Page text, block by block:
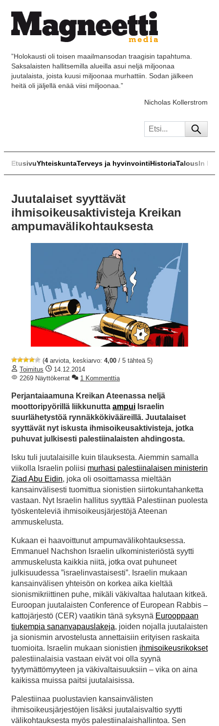
”Holokausti oli toisen maailmansodan traagisin tapahtuma.
Saksalaisten hallitsemilla alueilla asui neljä miljoonaa
juutalaista, joista kuusi miljoonaa murhattiin. Sodan jälkeen
heitä oli jäljellä enää viisi miljoonaa.”
Nicholas Kollerstrom
EtusivuYhteiskuntaTerveys ja hyvinvointiHistoriaTalousIn
Juutalaiset syyttävät
ihmisoikeusaktivisteja Kreikan
ampumavälikohtauksesta
(4arviota, keskiarvo: 4,00 / 5 tähteä 5)
Toimitus
14.12.2014
2269 Näyttökerrat
1 Kommenttia
Perjantaiaamuna Kreikan Ateenassa neljä
moottoripyörillä liikkunutta ampui Israelin
suurlähetystöä rynnäkkökivääreillä. Juutalaiset
syyttävät nyt iskusta ihmisoikeusaktivisteja, jotka
puhuvat julkisesti palestiinalaisten ahdingosta.
Isku tuli juutalaisille kuin tilauksesta. Aiemmin samalla
viikolla Israelin poliisi murhasi palestiinalaisen ministerin
Ziad Abu Eidin, joka oli osoittamassa mieltään
kansainvälisesti tuomittua sionistien siirtokuntahanketta
vastaan. Nyt Israelin hallitus syyttää Palestiinan puolesta
työskenteleviä ihmisoikeusjärjestöjä Ateenan
ammuskelusta.
Kukaan ei haavoittunut ampumavälikohtauksessa.
Emmanuel Nachshon Israelin ulkoministeriöstä syytti
ammuskelusta kaikkia niitä, jotka ovat puhuneet
julkisuudessa ”israelinvastaisesti”. Israelin mukaan
kansainvälisen yhteisön on korkea aika kieltää
sionismikriittinen puhe, mikäli väkivaltaa halutaan kitkeä.
Euroopan juutalaisten Conference of European Rabbis –
kattojärjestö (CER) vaatikin tänä syksynä Eurooppaan
tiukempia sananvapauslakeja, joiden nojalla juutalaisten
ja sionismin arvostelusta annettaisiin erityisen raskaita
tuomioita. Israelin mukaan sionistien ihmisoikeusrikokset
palestiinalaisia vastaan eivät voi olla syynä
tyytymättömyyteen ja väkivaltaisuuksiin – vika on aina
kaikissa muissa paitsi juutalaisissa.
Palestiinaa puolustavien kansainvälisten
ihmisoikeusjärjestöjen lisäksi juutalaisvaltio syytti
välikohtauksesta myös palestiinalaishallintoa. Sen